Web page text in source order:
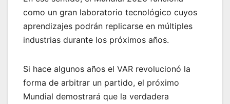
como un gran laboratorio tecnológico cuyos
aprendizajes podrán replicarse en múltiples
industrias durante los próximos años.
Si hace algunos años el VAR revolucionó la
forma de arbitrar un partido, el próximo
Mundial demostrará que la verdadera